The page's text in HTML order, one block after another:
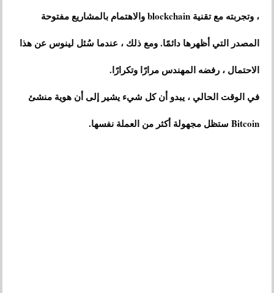
، وتجربته مع تقنية blockchain والاهتمام بالمشاريع مفتوحة
المصدر التي أظهرها دائمًا. ومع ذلك ، عندما سُئل لينوس عن هذا
الاحتمال ، رفضه المهندس مرارًا وتكرارًا.
في الوقت الحالي ، يبدو أن كل شيء يشير إلى أن هوية منشئ
Bitcoin ستظل مجهولة أكثر من العملة نفسها.